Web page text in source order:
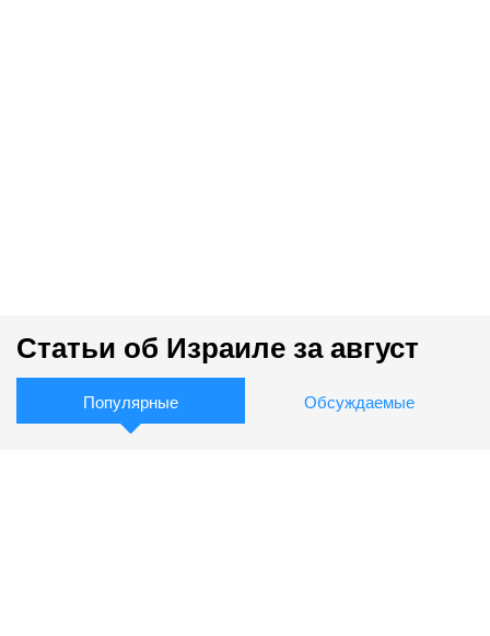
Статьи об Израиле за август
Популярные Обсуждаемые